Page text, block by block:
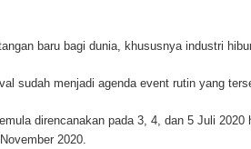
baru bagi dunia, khususnya industri
sudah menjadi agenda event rutin yang
direncanakan pada 3, 4, dan 5 Juli 2020
2020.